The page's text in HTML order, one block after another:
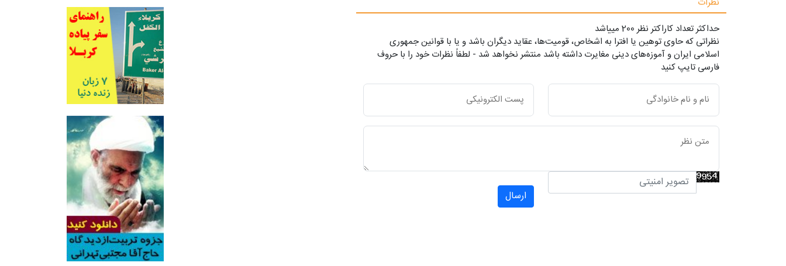
حداکثر تعداد کاراکتر نظر 200 ميياشد
نظراتی که حاوی توهین یا افترا به اشخاص، قومیت‌ها، عقاید دیگران باشد و یا با قوانین جمهوری
اسلامی ایران و آموزه‌های دینی مغایرت داشته باشد منتشر نخواهد شد - لطفاً نظرات خود را با حروف
فارسی تایپ کنید
ارسال